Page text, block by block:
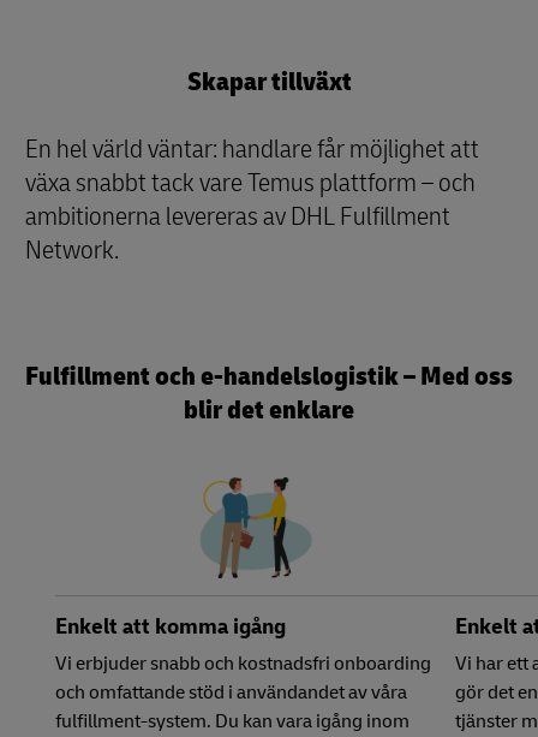
Skapar tillväxt
En hel värld väntar: handlare får möjlighet att
växa snabbt tack vare Temus plattform – och
ambitionerna levereras av DHL Fulfillment
Network.
Fulfillment och e-handelslogistik – Med oss
blir det enklare
Enkelt att komma igång
Vi erbjuder snabb och kostnadsfri onboarding
och omfattande stöd i användandet av våra
fulfillment-system. Du kan vara igång inom
Enkelt
Vi har ett
gör det
tjänster